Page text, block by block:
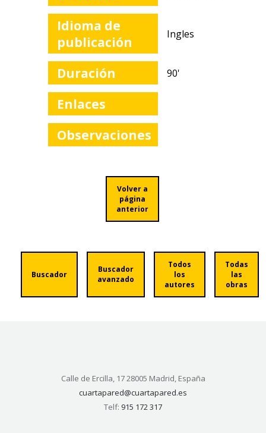
Idioma de
publicación
Ingles
Duración 90'
Enlaces
Observaciones
Volver a
página
anterior
Buscador
Buscador
avanzado
Todos
los
autores
Todas
las
obras
Calle de Ercilla, 17 28005 Madrid, España
cuartapared@cuartapared.es
Telf: 915 172 317